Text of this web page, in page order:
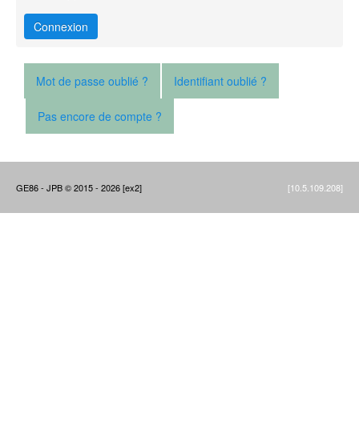
Connexion
Mot de passe oublié ? Identifiant oublié ?
Pas encore de compte ?
GE86 - JPB © 2015 - 2026 [ex2] [10.5.109.208]